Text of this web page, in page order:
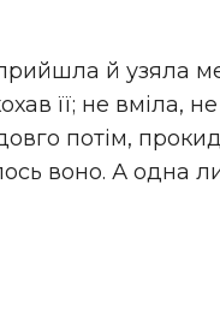
й узяла
її; не вміла,
потім,
воно. А одна